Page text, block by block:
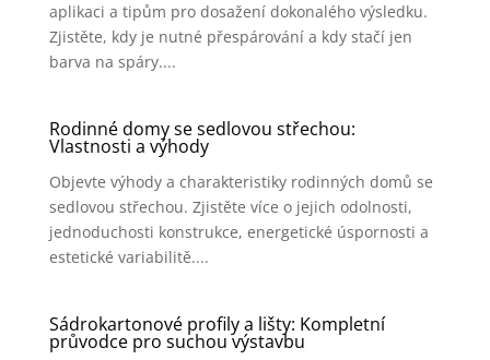
aplikaci a tipům pro dosažení dokonalého výsledku.
Zjistěte, kdy je nutné přespárování a kdy stačí jen
barva na spáry....
Rodinné domy se sedlovou střechou:
Vlastnosti a výhody
Objevte výhody a charakteristiky rodinných domů se
sedlovou střechou. Zjistěte více o jejich odolnosti,
jednoduchosti konstrukce, energetické úspornosti a
estetické variabilitě....
Sádrokartonové profily a lišty: Kompletní
průvodce pro suchou výstavbu